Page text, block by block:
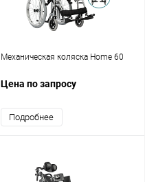
Механическая коляска Home 60
Цена по запросу
Подробнее